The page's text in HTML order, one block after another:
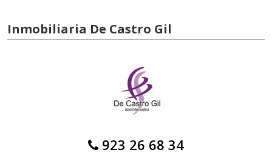
Inmobiliaria De Castro Gil
923 26 68 34